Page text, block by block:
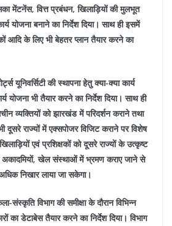
मेंटनेंस, वित्त प्रबंधन, खिलाड़ियों की मुलभूत
योजना बनाने का निर्देश दिया। साथ ही इसमें
आदि के लिए भी बेहतर प्लान तैयार करने का
यूनिवर्सिटी की स्थापना हेतु क्या-क्या कार्य
योजना भी तैयार करने का निर्देश दिया। साथ ही
व्यक्तियों को झारखंड में परिदर्शन कराने तथा
दूसरे राज्यों में एक्सपोजर विजिट कराने पर विशेष
एवं प्रशिक्षकों को दूसरे राज्यों के उत्कृष्ट
खेल संस्थाओं में भ्रमण कराए जाने से
निखार लाया जा सकेगा।
संस्कृति विभाग की समीक्षा के दौरान विभिन्न
का डेटाबेस तैयार करने का निर्देश दिया। विभाग